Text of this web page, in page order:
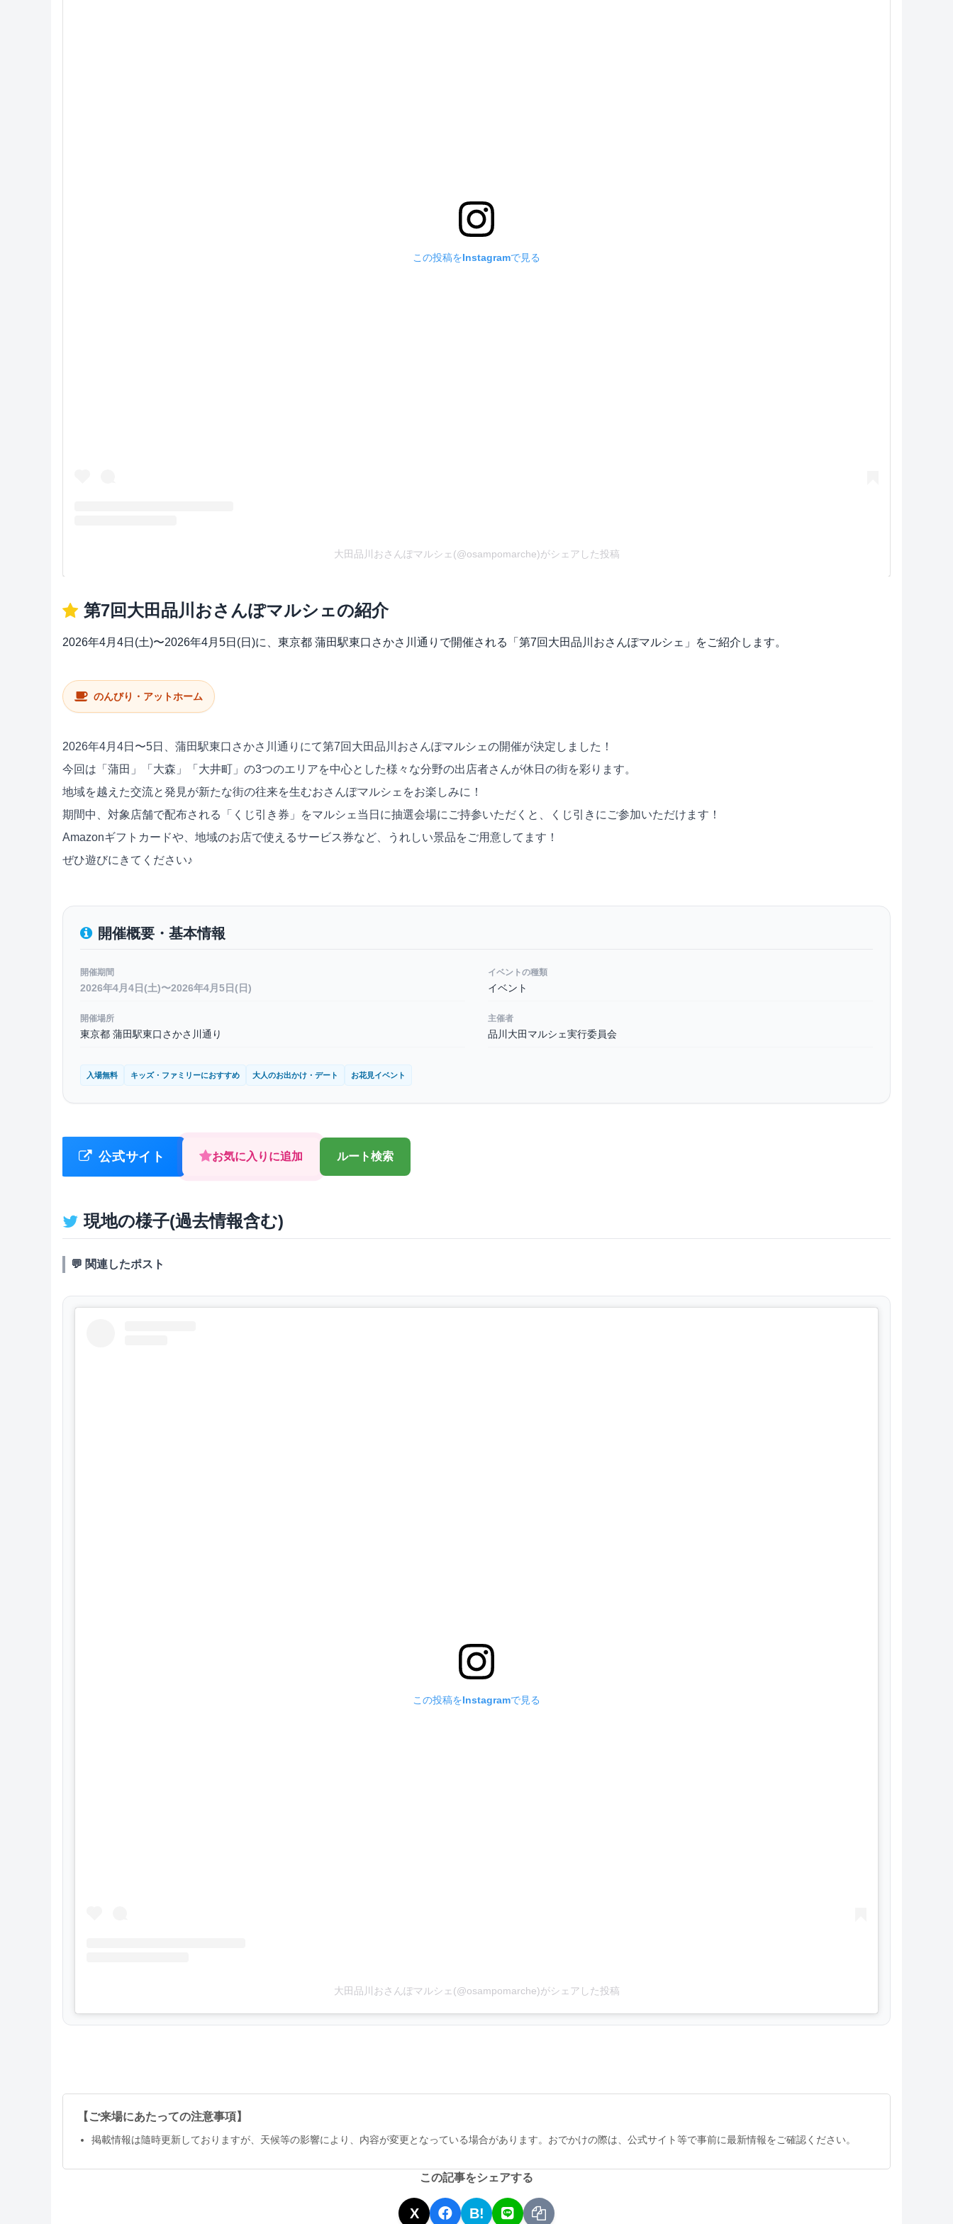
この投稿をInstagramで見る
大田品川おさんぽマルシェ(@osampomarche)がシェアした投稿
第7回大田品川おさんぽマルシェの紹介
2026年4月4日(土)〜2026年4月5日(日)に、東京都 蒲田駅東口さかさ川通りで開催される「第7回大田品川おさんぽマルシェ」をご紹介します。
のんびり・アットホーム
2026年4月4日〜5日、蒲田駅東口さかさ川通りにて第7回大田品川おさんぽマルシェの開催が決定しました！
今回は「蒲田」「大森」「大井町」の3つのエリアを中心とした様々な分野の出店者さんが休日の街を彩ります。
地域を越えた交流と発見が新たな街の往来を生むおさんぽマルシェをお楽しみに！
期間中、対象店舗で配布される「くじ引き券」をマルシェ当日に抽選会場にご持参いただくと、くじ引きにご参加いただけます！
Amazonギフトカードや、地域のお店で使えるサービス券など、うれしい景品をご用意してます！
ぜひ遊びにきてください♪
開催概要・基本情報
開催期間
2026年4月4日(土)〜2026年4月5日(日)
イベントの種類
イベント
開催場所
東京都 蒲田駅東口さかさ川通り
主催者
品川大田マルシェ実行委員会
入場無料 キッズ・ファミリーにおすすめ 大人のお出かけ・デート お花見イベント
公式サイト お気に入りに追加 ルート検索
現地の様子(過去情報含む)
💬 関連したポスト
この投稿をInstagramで見る
大田品川おさんぽマルシェ(@osampomarche)がシェアした投稿
【ご来場にあたっての注意事項】
掲載情報は隨時更新しておりますが、天候等の影響により、内容が変更となっている場合があります。おでかけの際は、公式サイト等で事前に最新情報をご確認ください。
この記事をシェアする
X B!